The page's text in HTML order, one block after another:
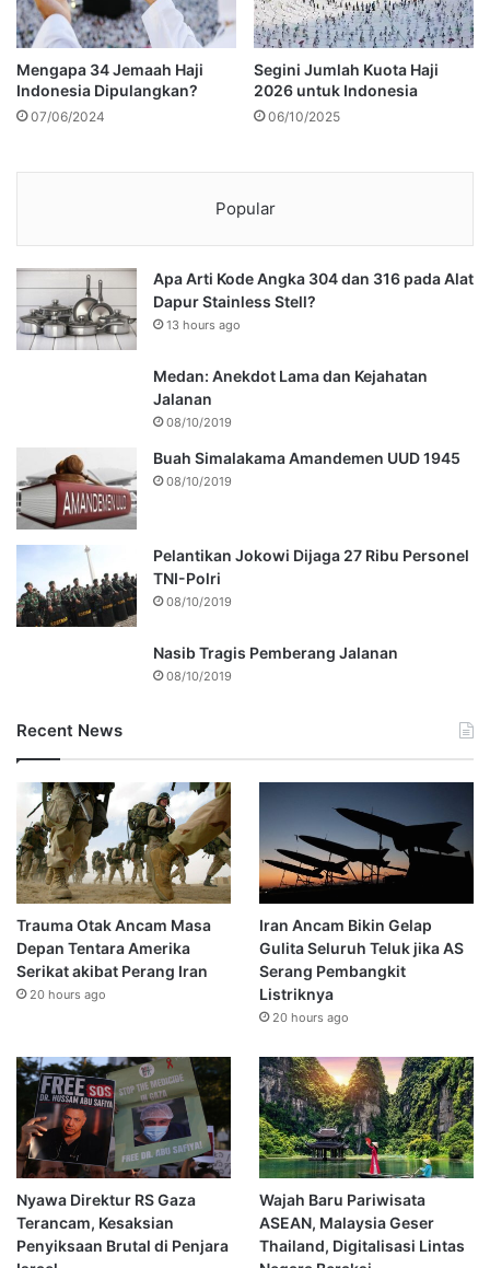
Mengapa 34 Jemaah Haji
Indonesia Dipulangkan?
07/06/2024
Segini Jumlah Kuota Haji
2026 untuk Indonesia
06/10/2025
Popular
Apa Arti Kode Angka 304 dan 316 pada Alat
Dapur Stainless Stell?
13 hours ago
Medan: Anekdot Lama dan Kejahatan
Jalanan
08/10/2019
Buah Simalakama Amandemen UUD 1945
08/10/2019
Pelantikan Jokowi Dijaga 27 Ribu Personel
TNI-Polri
08/10/2019
Nasib Tragis Pemberang Jalanan
08/10/2019
Recent News
Trauma Otak Ancam Masa
Depan Tentara Amerika
Serikat akibat Perang Iran
20 hours ago
Iran Ancam Bikin Gelap
Gulita Seluruh Teluk jika AS
Serang Pembangkit
Listriknya
20 hours ago
Nyawa Direktur RS Gaza
Terancam, Kesaksian
Penyiksaan Brutal di Penjara
Wajah Baru Pariwisata
ASEAN, Malaysia Geser
Thailand, Digitalisasi Lintas